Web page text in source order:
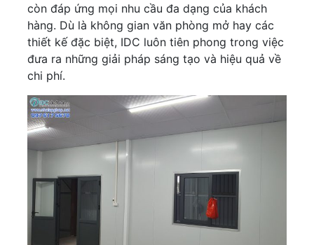
còn đáp ứng mọi nhu cầu đa dạng của khách
hàng. Dù là không gian văn phòng mở hay các
thiết kế đặc biệt, IDC luôn tiên phong trong việc
đưa ra những giải pháp sáng tạo và hiệu quả về
chi phí.